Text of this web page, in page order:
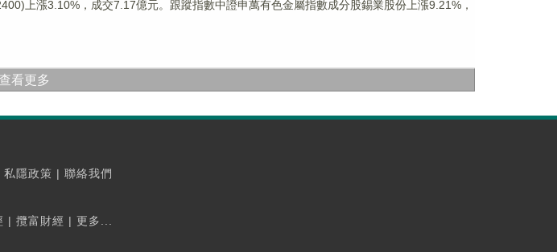
上漲3.10%，成交7.17億元。跟蹤指數中證申萬有色金屬指數成分股錫業股份上漲9.21%，
查看更多
私隱政策 | 聯絡我們
| 攬富財經 | 更多...